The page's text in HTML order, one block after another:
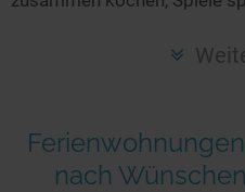
Glamping
Seen in Europa
Niederlande
nach